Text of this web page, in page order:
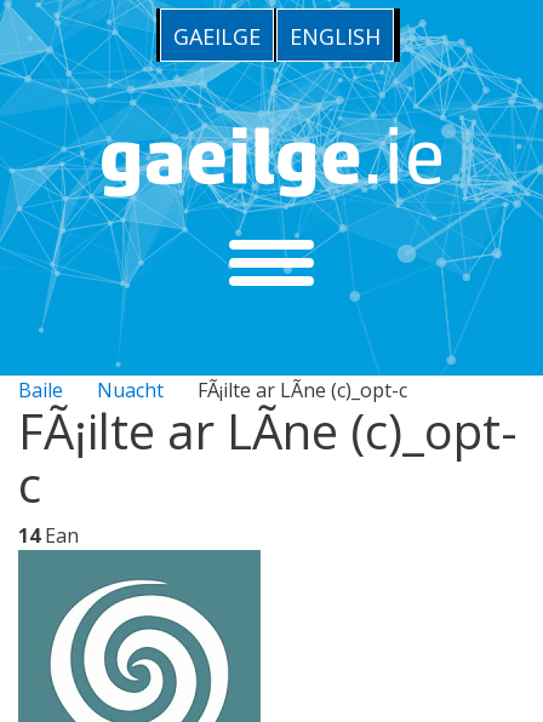
GAEILGE ENGLISH
Baile Nuacht FÃ¡ilte ar LÃ­ne (c)_opt-c
FÃ¡ilte ar LÃ­ne (c)_opt-
c
14Ean